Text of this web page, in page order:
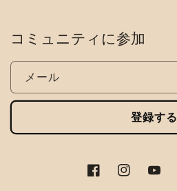
コミュニティに参加
メール
登録する
フ
イ
ユ